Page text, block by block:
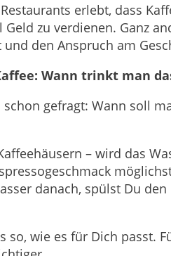
erlebt, dass
zu verdienen. Ganz
den Anspruch am
Wann trinkt man
gefragt: Wann soll
– wird das
danach, spülst Du
so, wie es für Dich passt.